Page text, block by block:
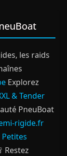
les raids
Explorez
& Tender
PneuBoat
rigide.fr
Petites
Restez